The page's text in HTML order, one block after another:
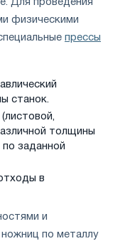
Для проведения
физическими
прессы
станок.
толщины
заданной
в
и
по металлу